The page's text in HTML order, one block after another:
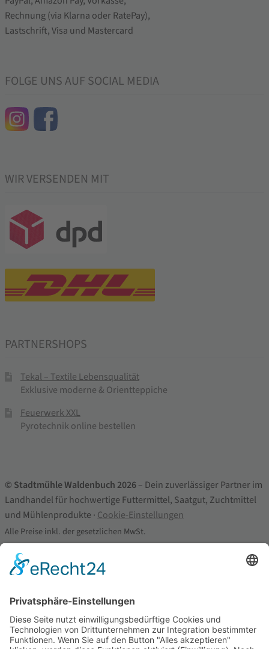
FOLGE UNS AUF SOCIAL MEDIA
WIR VERSENDEN MIT
PARTNERSHOPS
Tekal – Textile Lebensqualität
Exklusive moderne & Orientteppiche
Feuerwerk XXL
Pyrotechnik online bestellen
© Stadtmühle Waldenbuch 2026– Dein zuverlässiger Partner im
Landhandel für hochwertige Futtermittel, Saatgut, Zuchtmittel
und Mühlenprodukte · Cookie-Einstellungen
Alle Preise inkl. der gesetzlichen MwSt.
Die durchgestrichenen Preise entsprechen dem bisherigen Preis in
diesem Online-Shop.